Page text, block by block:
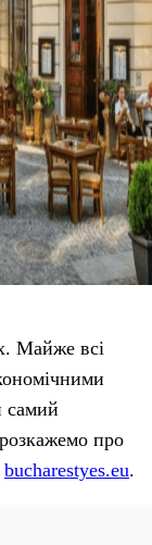
Майже всі
самий
про
bucharestyes.eu.